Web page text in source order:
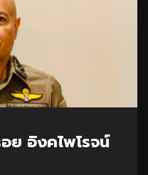
ย อิงคไพโรจน์